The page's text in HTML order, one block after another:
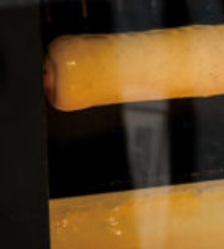
京都の書店
CULTURE
関西で開催。
おすすめの展覧会